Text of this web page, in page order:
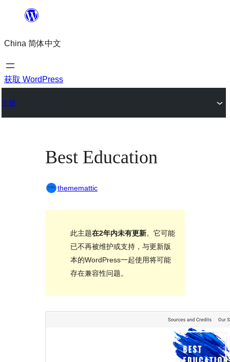
内
容
China 简体中文
获取 WordPress
主题
Best Education
thememattic
此主题在2年内未有更新。它可能
已不再被维护或支持，与更新版
本的WordPress一起使用将可能
存在兼容性问题。